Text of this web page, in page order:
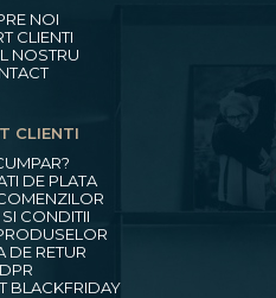
NOI
CLIENTI
NOSTRU
CLIENTI
DE PLATA
CONDITII
DE RETUR
BLACKFRIDAY